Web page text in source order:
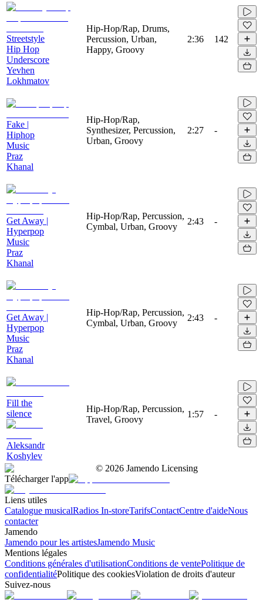
Streetstyle
Hip Hop
Underscore
Yevhen
Lokhmatov
Hip-Hop/Rap, Drums,
Percussion, Urban,
Happy, Groovy
2:36 142
Fake |
Hiphop
Music
Praz
Khanal
Hip-Hop/Rap,
Synthesizer, Percussion,
Urban, Groovy
2:27 -
Get Away |
Hyperpop
Music
Praz
Khanal
Hip-Hop/Rap, Percussion,
Cymbal, Urban, Groovy
2:43 -
Get Away |
Hyperpop
Music
Praz
Khanal
Hip-Hop/Rap, Percussion,
Cymbal, Urban, Groovy
2:43 -
Fill the
silence
Aleksandr
Koshylev
Hip-Hop/Rap, Percussion,
Travel, Groovy
1:57 -
© 2026 Jamendo Licensing
Télécharger l'app
Liens utiles
Catalogue musicalRadios In-storeTarifsContactCentre d'aideNous
contacter
Jamendo
Jamendo pour les artistesJamendo Music
Mentions légales
Conditions générales d'utilisationConditions de ventePolitique de
confidentialitéPolitique des cookiesViolation de droits d'auteur
Suivez-nous